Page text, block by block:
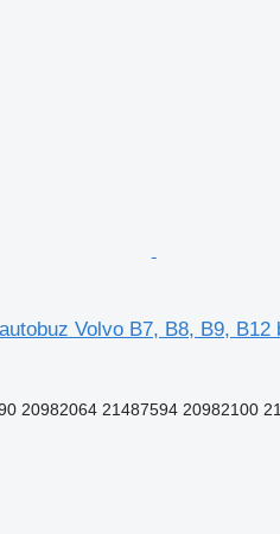
Volvo B7, B8, B9, B12
20982064 21487594 20982100